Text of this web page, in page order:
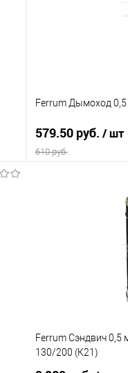
Ferrum Дымоход
579.50 руб. / шт
610 руб.
Ferrum Сэндвич
130/200 (К21)